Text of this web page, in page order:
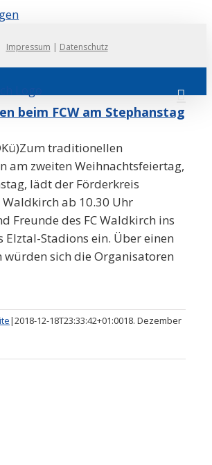
Impressum | Datenschutz
beim FCW am Stephanstag
traditionellen
am zweiten Weihnachtsfeiertag,
lädt der Förderkreis
ab 10.30 Uhr
Freunde des FC Waldkirch ins
Elztal-Stadions ein. Über einen
würden sich die Organisatoren
|2018-12-18T23:33:42+01:0018. Dezember